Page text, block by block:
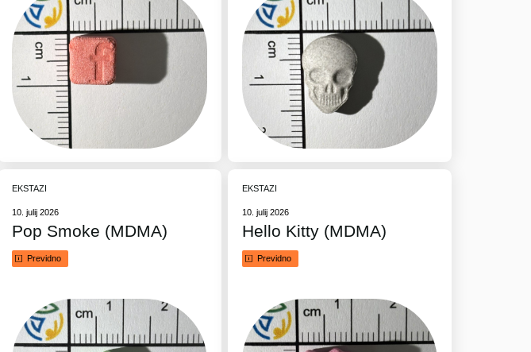
EKSTAZI
10. julij 2026
Pop Smoke (MDMA)
Previdno
EKSTAZI
10. julij 2026
Hello Kitty (MDMA)
Previdno